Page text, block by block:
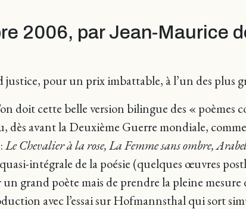
2006, par Jean-Maurice
pour un prix imbattable, à l’un des plus
doit cette belle version bilingue des «
avant la Deuxième Guerre mondiale,
Le Chevalier à la rose, La Femme sans ombre,
intégrale de la poésie (quelques œuvres
grand poète mais de prendre la pleine mesure
avec l’essai sur Hofmannsthal qui sort